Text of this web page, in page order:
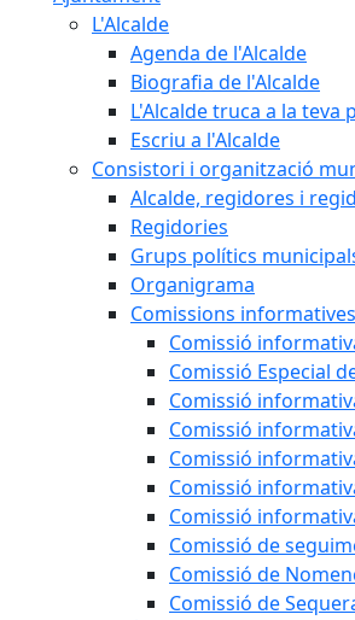
L'Alcalde
Agenda de l'Alcalde
Biografia de l'Alcalde
L'Alcalde truca a la teva
Escriu a l'Alcalde
Consistori i organització
Alcalde, regidores i
Regidories
Grups polítics
Organigrama
Comissions informatives
Comissió
Comissió Especial
Comissió
Comissió
Comissió
Comissió
Comissió
Comissió de
Comissió de
Comissió de